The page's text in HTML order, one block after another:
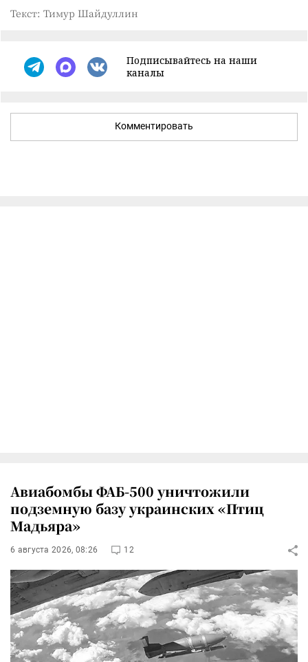
Текст: Тимур Шайдуллин
Подписывайтесь на наши
каналы
Комментировать
Авиабомбы ФАБ-500 уничтожили
подземную базу украинских «Птиц
Мадьяра»
6 августа 2026, 08:26 12